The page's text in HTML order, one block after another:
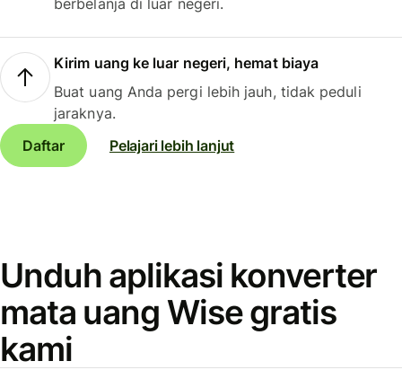
berbelanja di luar negeri.
Kirim uang ke luar negeri, hemat biaya
Buat uang Anda pergi lebih jauh, tidak peduli
jaraknya.
Daftar
Pelajari lebih lanjut
Unduh aplikasi konverter
mata uang Wise gratis
kami